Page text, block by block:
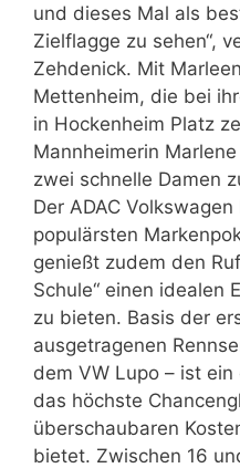
und dieses Mal als
Zielflagge zu sehen“,
Zehdenick. Mit
Mettenheim, die bei
in Hockenheim Platz
Mannheimerin
zwei schnelle Damen
Der ADAC
populärsten
genießt zudem den
Schule“ einen idealen
zu bieten. Basis der
ausgetragenen
dem VW Lupo – ist
das höchste
überschaubaren
bietet. Zwischen 16